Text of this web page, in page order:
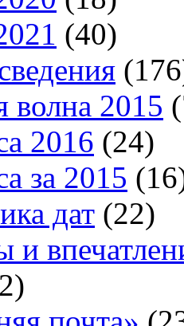
(40)
волна 2015
2016 (24)
за 2015
дат (22)
и